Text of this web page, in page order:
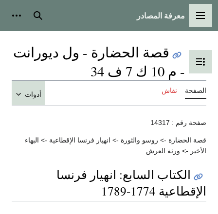
القائمة الرئيسية
معرفة المصادر بحث
تبديل عرض جدول المحتويات
قصة الحضارة - ول ديورانت
- م 10 ك 7 ف 34
الصفحة نقاش أدوات
صفحة رقم : 14317
قصة الحضارة -> روسو والثورة -> انهيار فرنسا الإقطاعية -> البهاء
الأخير -> ورثة العرش
الكتاب السابع: انهيار فرنسا
الإقطاعية 1774-1789